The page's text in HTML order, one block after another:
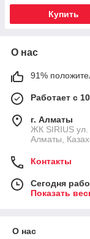
Купить
О нас
91%
Работает с
г. Алматы
​ЖК SIRIUS​ ул.
Алматы,
Контакты
Сегодня
Показать
О нас